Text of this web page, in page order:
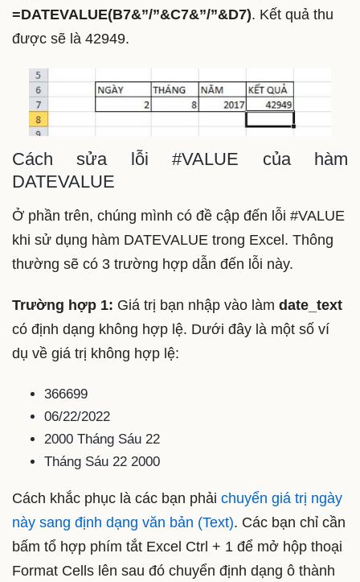
=DATEVALUE(B7&”/”&C7&”/”&D7). Kết quả thu
được sẽ là 42949.
Cách sửa lỗi #VALUE của hàm
DATEVALUE
Ở phần trên, chúng mình có đề cập đến lỗi #VALUE
khi sử dụng hàm DATEVALUE trong Excel. Thông
thường sẽ có 3 trường hợp dẫn đến lỗi này.
Trường hợp 1: Giá trị bạn nhập vào làm date_text
có định dạng không hợp lệ. Dưới đây là một số ví
dụ về giá trị không hợp lệ:
366699
06/22/2022
2000 Tháng Sáu 22
Tháng Sáu 22 2000
Cách khắc phục là các bạn phải chuyển giá trị ngày
này sang định dạng văn bản (Text). Các bạn chỉ cần
bấm tổ hợp phím tắt Excel Ctrl + 1 để mở hộp thoại
Format Cells lên sau đó chuyển định dạng ô thành